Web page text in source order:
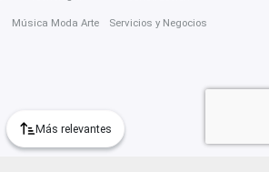
Más relevantes
Música Moda Arte Servicios y Negocios